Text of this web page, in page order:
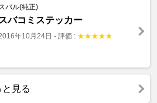
バル(純正)
スバコミステッカー
年10月24日 - 評価 : ★★★★★
見る